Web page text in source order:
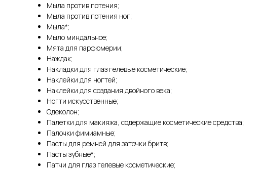
Мыла против потения;
Мыла против потения ног;
Мыла*;
Мыло миндальное;
Мята для парфюмерии;
Наждак;
Накладки для глаз гелевые косметические;
Наклейки для ногтей;
Наклейки для создания двойного века;
Ногти искусственные;
Одеколон;
Палетки для макияжа, содержащие косметические средства;
Палочки фимиамные;
Пасты для ремней для заточки бритв;
Пасты зубные*;
Патчи для глаз гелевые косметические;